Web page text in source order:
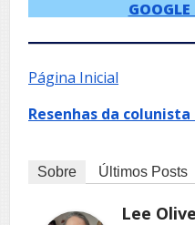
Página Inicial
Resenhas da
Sobre Últimos Posts
Lee